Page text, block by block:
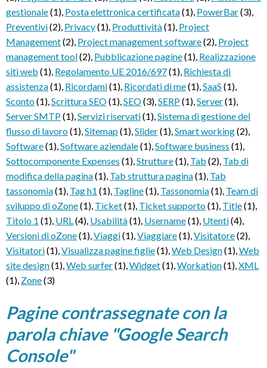
gestionale(1), Posta elettronica certificata(1), PowerBar(3),
Preventivi(2), Privacy(1), Produttività(1), Project
Management(2), Project management software(2), Project
management tool(2), Pubblicazione pagine(1), Realizzazione
siti web (1), Regolamento UE 2016/697(1), Richiesta di
assistenza(1), Ricordami(1), Ricordati di me(1),SaaS (1),
Sconto(1),Scrittura SEO(1),SEO(3),SERP(1),Server(1),
Server SMTP(1),Servizi riservati(1),Sistema di gestione del
flusso di lavoro(1),Sitemap(1),Slider(1),Smart working(2),
Software(1),Software aziendale(1),Software business (1),
Sottocomponente Expenses (1),Strutture(1), Tab (2), Tab di
modifica della pagina(1), Tab struttura pagina(1), Tab
tassonomia(1), Tag h1 (1), Tagline(1), Tassonomia(1), Team di
sviluppo di oZone(1), Ticket(1), Ticket supporto(1), Title(1),
Titolo 1 (1), URL(4), Usabilità(1), Username(1), Utenti(4),
Versioni di oZone(1),Viaggi(1),Viaggiare(1),Visitatore(2),
Visitatori(1),Visualizza pagine figlie(1),Web Design(1),Web
site design(1),Web surfer(1),Widget(1),Workation(1),XML
(1), Zone(3)
Pagine contrassegnate con la
parola chiave "Google Search
Console"